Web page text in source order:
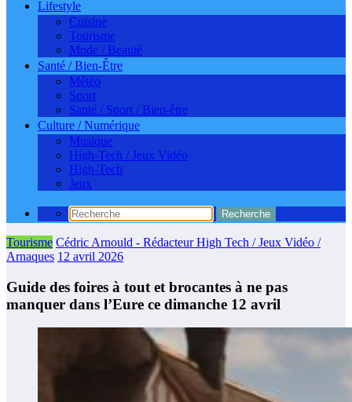
Lifestyle
Cuisine
Tourisme
Mode / Beauté
Santé / Bien-Être
Météo
Sport
Santé / Sport / Bien-être
Culture / Numérique
Musique
High-Tech / Jeux Vidéo
High-Tech
Jeux
Tourisme Cédric Arnould - Rédacteur High Tech / Jeux Vidéo /
Arnaques 12 avril 2026
Guide des foires à tout et brocantes à ne pas
manquer dans l’Eure ce dimanche 12 avril